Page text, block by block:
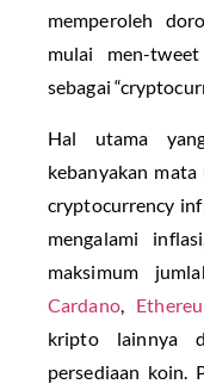
memperoleh
mulai men-
sebagai
Hal utama
kebanyakan
cryptocurrency
mengalami
maksimum
Cardano,
kripto lainnya
persediaan koin.